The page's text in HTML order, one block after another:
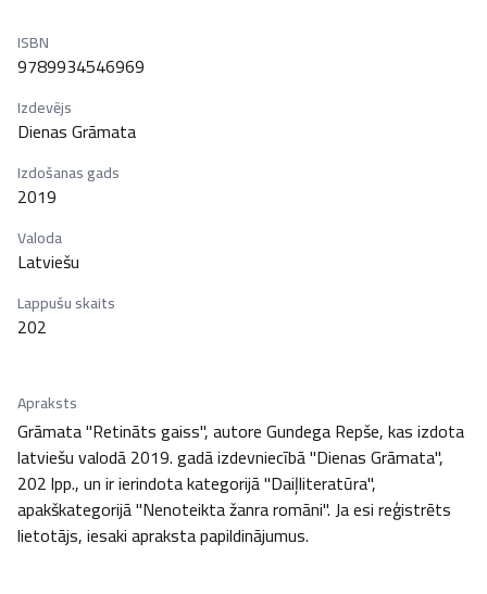
ISBN
9789934546969
Izdevējs
Dienas Grāmata
Izdošanas gads
2019
Valoda
Latviešu
Lappušu skaits
202
Apraksts
Grāmata "Retināts gaiss", autore Gundega Repše, kas izdota
latviešu valodā 2019. gadā izdevniecībā "Dienas Grāmata",
202 lpp., un ir ierindota kategorijā "Daiļliteratūra",
apakškategorijā "Nenoteikta žanra romāni". Ja esi reģistrēts
lietotājs, iesaki apraksta papildinājumus.